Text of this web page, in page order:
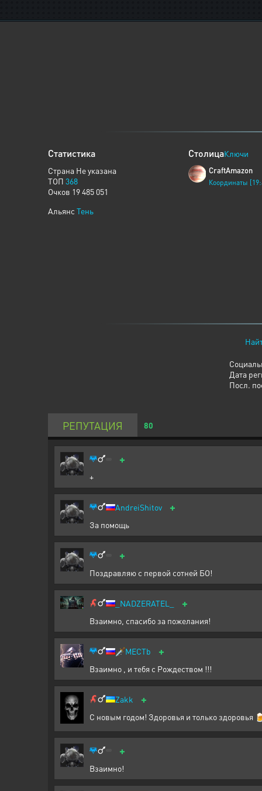
Статистика
Страна Не указана
ТОП 368
Очков 19 485 051
Альянс Тень
СтолицаКлючи
CraftAmazon
Координаты
Дата
Посл.
РЕПУТАЦИЯ 80
+
+
AndreiShitov +
За помощь
+
Поздравляю с первой сотней БО!
_NADZERATEL_ +
Взаимно, спасибо за пожелания!
🗡️MECTb +
Взаимно , и тебя с Рождеством !!!
Zakk +
С новым годом! Здоровья и только здоровья
+
Взаимно!